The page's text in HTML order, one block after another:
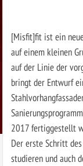
[Misfit]fit ist ein
auf einem kleinen
auf der Linie der
bringt der Entwurf
2017 fertiggestellt
Der erste Schritt
studieren und auch